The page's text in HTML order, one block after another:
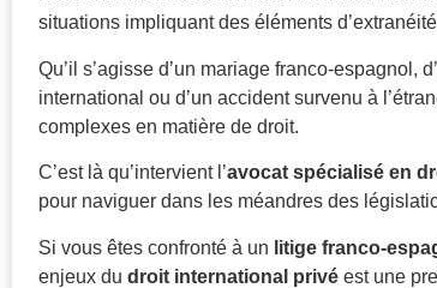
situations impliquant des éléments
Qu’il s’agisse d’un mariage franco-espagnol,
international ou d’un accident survenu à
complexes en matière de droit.
C’est là qu’intervient l’avocat spécialisé en
pour naviguer dans les méandres des
Si vous êtes confronté à un litige franco-
enjeux dudroit international privé est une